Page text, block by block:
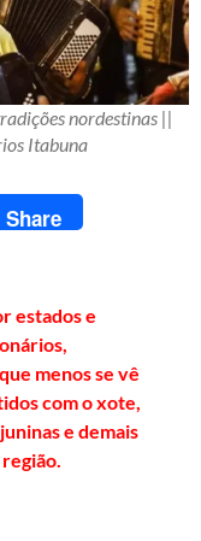
nordestinas ||
Itabuna
Share
estados e
menos se vê
com o xote,
e demais